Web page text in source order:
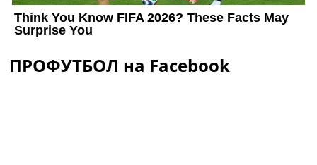
ПРОФУТБОЛ на Facebook